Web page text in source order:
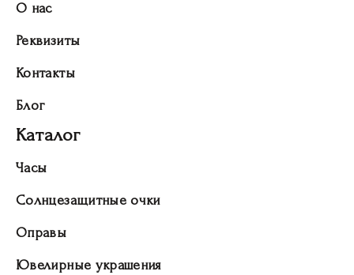
О нас
Реквизиты
Контакты
Блог
Каталог
Часы
Солнцезащитные очки
Оправы
Ювелирные украшения